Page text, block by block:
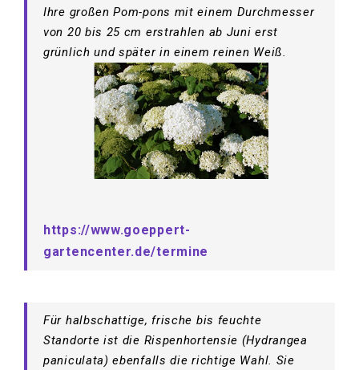
Ihre großen Pom-pons mit einem Durchmesser
von 20 bis 25 cm erstrahlen ab Juni erst
grünlich und später in einem reinen Weiß.
https://www.goeppert-
gartencenter.de/termine
Für halbschattige, frische bis feuchte
Standorte ist die Rispenhortensie (Hydrangea
paniculata) ebenfalls die richtige Wahl. Sie